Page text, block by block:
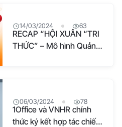
14/03/2024 63
RECAP “HỘI XUÂN “TRI
THỨC” – Mô hình Quản
06/03/2024 78
1Office và VNHR chính
thức ký kết hợp tác chiến